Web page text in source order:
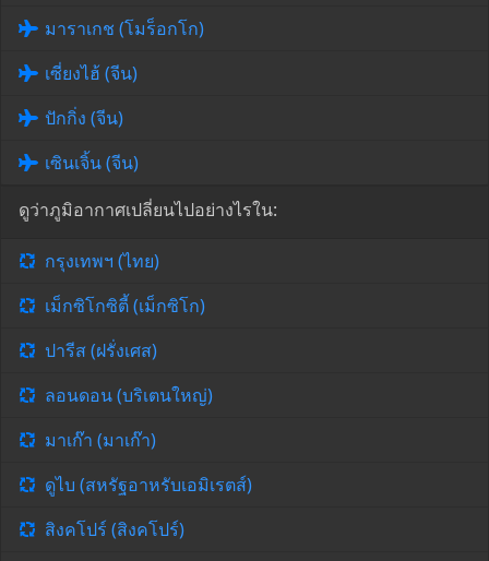
มาราเกช (โมร็อกโก)
เซี่ยงไฮ้ (จีน)
ปักกิ่ง (จีน)
เซินเจิ้น (จีน)
ดูว่าภูมิอากาศเปลี่ยนไปอย่างไรใน:
กรุงเทพฯ (ไทย)
เม็กซิโกซิตี้ (เม็กซิโก)
ปารีส (ฝรั่งเศส)
ลอนดอน (บริเตนใหญ่)
มาเก๊า (มาเก๊า)
ดูไบ (สหรัฐอาหรับเอมิเรตส์)
สิงคโปร์ (สิงคโปร์)